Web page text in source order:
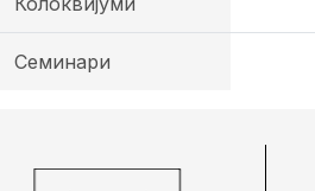
Семинари